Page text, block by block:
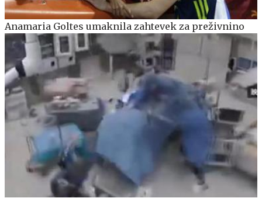
Anamaria Goltes umaknila zahtevek za preživnino